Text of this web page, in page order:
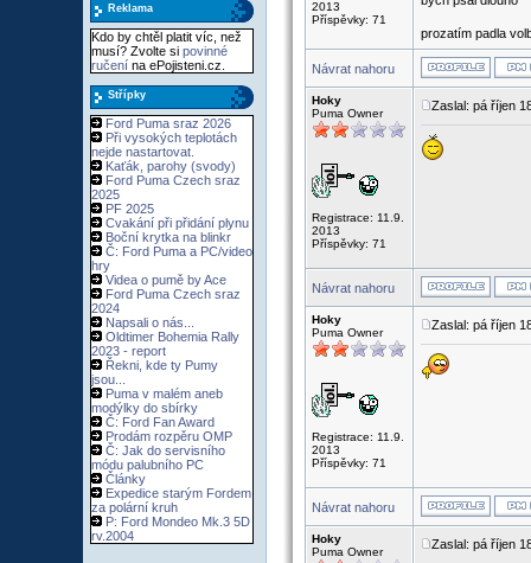
Reklama
Kdo by chtěl platit víc, než
musí? Zvolte si povinné
ručení na ePojisteni.cz.
Střípky
Ford Puma sraz 2026
Při vysokých teplotách
nejde nastartovat.
Kaťák, parohy (svody)
Ford Puma Czech sraz
2025
PF 2025
Cvakání při přidání plynu
Boční krytka na blinkr
Č: Ford Puma a PC/video
hry
Videa o pumě by Ace
Ford Puma Czech sraz
2024
Napsali o nás...
Oldtimer Bohemia Rally
2023 - report
Řekni, kde ty Pumy
jsou...
Puma v malém aneb
modýlky do sbírky
Č: Ford Fan Award
Prodám rozpěru OMP
Č: Jak do servisního
módu palubního PC
Články
Expedice starým Fordem
za polární kruh
P: Ford Mondeo Mk.3 5D
rv.2004
2013
Příspěvky: 71
prozatím padla
Návrat nahoru
Hoky
Puma Owner
Registrace: 11.9.
2013
Příspěvky: 71
Zaslal: pá říjen
Návrat nahoru
Hoky
Puma Owner
Registrace: 11.9.
2013
Příspěvky: 71
Zaslal: pá říjen
Návrat nahoru
Hoky
Puma Owner
Zaslal: pá říjen